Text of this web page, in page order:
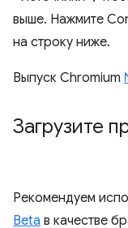
выше. Нажмите
на строку ниже.
Выпуск Chromium
Загрузите
Рекомендуем
Beta в качестве